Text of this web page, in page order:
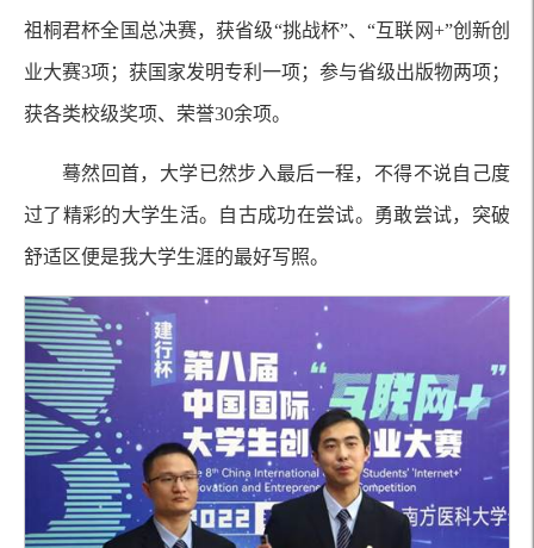
祖桐君杯全国总决赛，获省级“挑战杯”、“互联网+”创新创
业大赛3项；获国家发明专利一项；参与省级出版物两项；
获各类校级奖项、荣誉30余项。
蓦然回首，大学已然步入最后一程，不得不说自己度
过了精彩的大学生活。自古成功在尝试。勇敢尝试，突破
舒适区便是我大学生涯的最好写照。